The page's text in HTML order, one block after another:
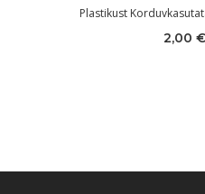
Plastikust
2,00 €